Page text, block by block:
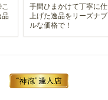
手間ひまかけて丁寧に仕
上げた逸品をリーズナブ
ルな価格で！